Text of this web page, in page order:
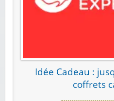
Idée Cadeau :
coffrets